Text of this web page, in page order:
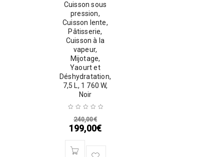
Cuisson sous
pression,
Cuisson lente,
Pâtisserie,
Cuisson à la
vapeur,
Mijotage,
Yaourt et
Déshydratation,
7,5 L, 1 760 W,
Noir
240,00€
199,00€